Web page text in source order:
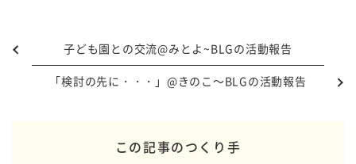
子ども園との交流@みとよ~BLGの活動報告
「検討の先に・・・」@きのこ～BLGの活動報告
この記事のつくり手